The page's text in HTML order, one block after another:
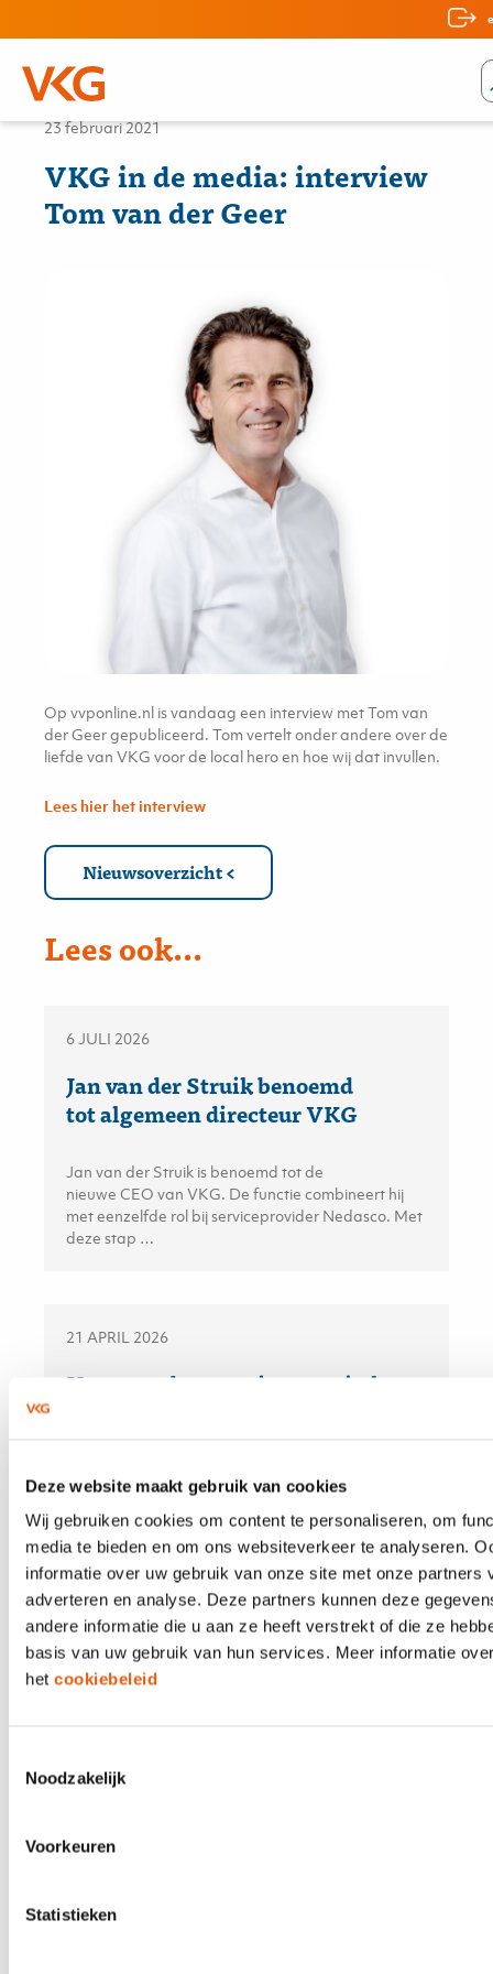
Deze website maakt gebruik van cookies
Wij gebruiken cookies om content te personaliseren, om
media te bieden en om ons websiteverkeer te analyseren.
informatie over uw gebruik van onze site met onze partners
adverteren en analyse. Deze partners kunnen deze
andere informatie die u aan ze heeft verstrekt of die ze
basis van uw gebruik van hun services. Meer informatie
het cookiebeleid
Noodzakelijk
Voorkeuren
Statistieken
Nieuws
23 februari 2021
VKG in de media: interview
Tom van der Geer
Op vvponline.nl is vandaag een interview met Tom van
der Geer gepubliceerd. Tom vertelt onder andere over de
liefde van VKG voor de local hero en hoe wij dat invullen.
Lees hier het interview
Nieuwsoverzicht
Lees ook...
6 JULI 2026
Jan van der Struik benoemd
tot algemeen directeur VKG
Jan van der Struik is benoemd tot de
nieuwe CEO van VKG. De functie combineert hij
met eenzelfde rol bij serviceprovider Nedasco. Met
deze stap …
21 APRIL 2026
Neem verduurzaming mee in het
voor hypotheekadviseurs. Volgens het recente
KPMG-rapport bevindt de adviseur zich op het
snijvlak van financiële besluitvorming en
duurzaamheidsambities — en kan daarmee een
doorslaggevende rol spelen.
21 APRIL 2026
systemen moet u apart schakelen tussen Aplaza en
samen in één overzichtelijke omgeving. Dat maakt